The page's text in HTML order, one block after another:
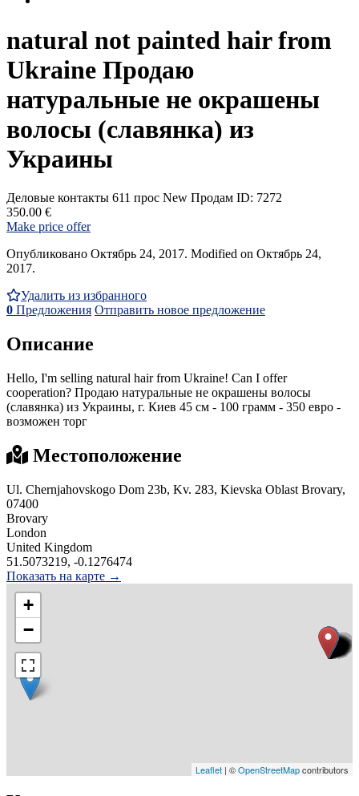
natural not painted hair from
Ukraine Продаю
натуральные не окрашены
волосы (славянка) из
Украины
Деловые контакты 611 прос New Продам ID: 7272
350.00 €
Make price offer
Опубликовано Октябрь 24, 2017. Modified on Октябрь 24,
2017.
Удалить из избранного
0 Предложения Отправить новое предложение
Описание
Hello, I'm selling natural hair from Ukraine! Can I offer
cooperation? Продаю натуральные не окрашены волосы
(славянка) из Украины, г. Киев 45 см - 100 грамм - 350 евро -
возможен торг
Местоположение
Ul. Chernjahovskogo Dom 23b, Kv. 283, Kievska Oblast Brovary,
07400
Brovary
London
United Kingdom
51.5073219, -0.1276474
Показать на карте →
+
−
Leaflet | ©OpenStreetMapcontributors